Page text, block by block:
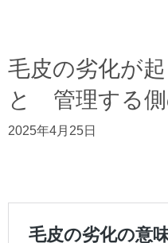
毛皮の劣化が
と 管理する側
2025年4月25日